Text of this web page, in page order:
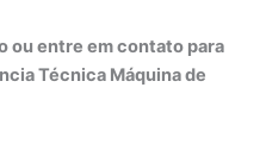
ou entre em contato para
Técnica Máquina de